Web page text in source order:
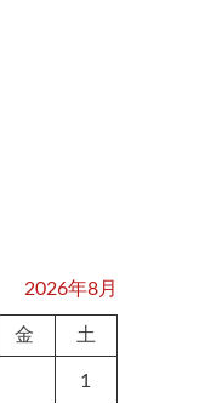
2026年8月
金 土
1